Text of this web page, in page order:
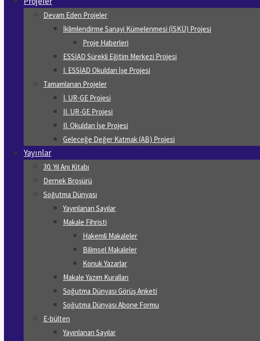
Devam Eden Projeler
İklimlendirme Sanayi Kümelenmesi (İSKÜ) Projesi
Proje Haberleri
ESSİAD Sürekli Eğitim Merkezi Projesi
I. ESSİAD Okuldan İşe Projesi
Tamamlanan Projeler
I. UR-GE Projesi
II. UR-GE Projesi
II. Okuldan İşe Projesi
Geleceğe Değer Katmak (AB) Projesi
Yayınlar
30. Yıl Anı Kitabı
Dernek Broşürü
Soğutma Dünyası
Yayınlanan Sayılar
Makale Fihristi
Hakemli Makaleler
Bilimsel Makaleler
Konuk Yazarlar
Makale Yazım Kuralları
Soğutma Dünyası Görüş Anketi
Soğutma Dünyası Abone Formu
E-bülten
Yayınlanan Sayılar